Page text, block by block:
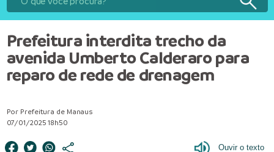
Prefeitura interdita trecho da
avenida Umberto Calderaro para
reparo de rede de drenagem
Por Prefeitura de Manaus
07/01/2025 18h50